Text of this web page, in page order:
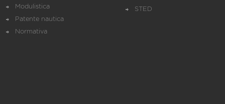
Modulistica
Patente nautica
Normativa
STED